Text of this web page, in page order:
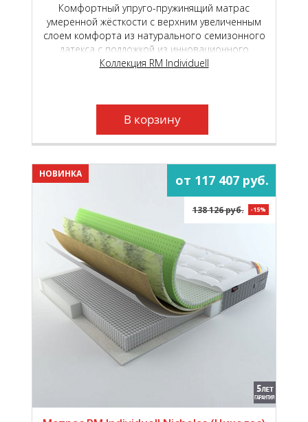
Комфортный упруго-пружинящий матрас
умеренной жёсткости с верхним увеличенным
слоем комфорта из натурального семизонного
латекса с подложкой из инновационного
наполнителя TIGER touch ®.
Коллекция RM Individuell
В корзину
НОВИНКА от 117 407 руб.
138 126 руб. -15%